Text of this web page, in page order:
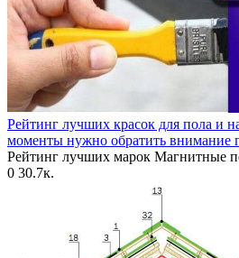
Рейтинг лучших красок для пола и
моменты нужно обратить внимание
Рейтинг лучших марок Магнитные
0 30.7к.